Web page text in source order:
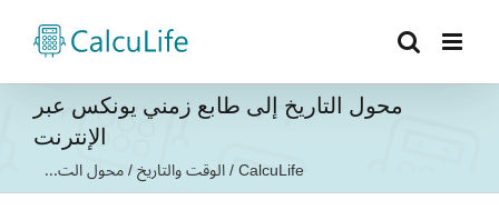
محول التاريخ إلى طابع زمني يونكس عبر
الإنترنت
CalcuLife
/الوقت والتاريخ/محول الت...